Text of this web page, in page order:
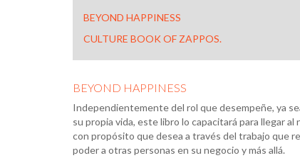
BEYOND HAPPINESS
CULTURE BOOK OF ZAPPOS.
BEYOND HAPPINESS
Independientemente del rol que desempeñe, ya
su propia vida, este libro lo capacitará para llegar
con propósito que desea a través del trabajo que
poder a otras personas en su negocio y más allá.